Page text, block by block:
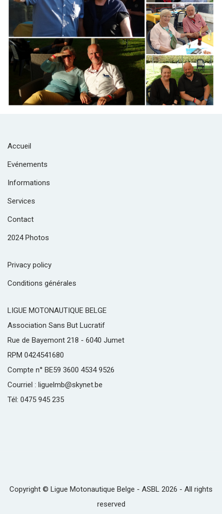
Accueil
Evénements
Informations
Services
Contact
2024 Photos
Privacy policy
Conditions générales
LIGUE MOTONAUTIQUE BELGE
Association Sans But Lucratif
Rue de Bayemont 218 - 6040 Jumet
RPM 0424541680
Compte n° BE59 3600 4534 9526
Courriel : liguelmb@skynet.be
Tél: 0475 945 235
Copyright © Ligue Motonautique Belge - ASBL 2026 - All rights
reserved